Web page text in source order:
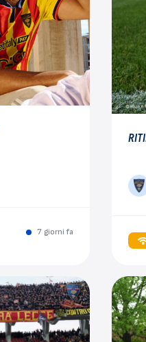
7 giorni fa